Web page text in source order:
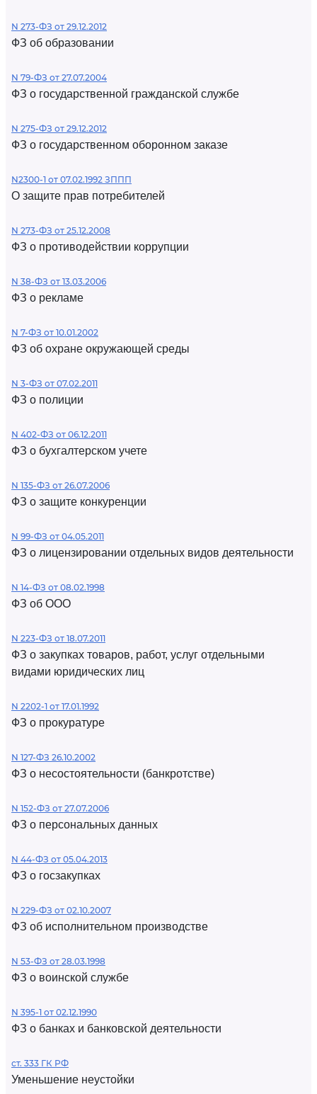
N 273-ФЗ от 29.12.2012
ФЗ об образовании
N 79-ФЗ от 27.07.2004
ФЗ о государственной гражданской службе
N 275-ФЗ от 29.12.2012
ФЗ о государственном оборонном заказе
N2300-1 от 07.02.1992 ЗППП
О защите прав потребителей
N 273-ФЗ от 25.12.2008
ФЗ о противодействии коррупции
N 38-ФЗ от 13.03.2006
ФЗ о рекламе
N 7-ФЗ от 10.01.2002
ФЗ об охране окружающей среды
N 3-ФЗ от 07.02.2011
ФЗ о полиции
N 402-ФЗ от 06.12.2011
ФЗ о бухгалтерском учете
N 135-ФЗ от 26.07.2006
ФЗ о защите конкуренции
N 99-ФЗ от 04.05.2011
ФЗ о лицензировании отдельных видов деятельности
N 14-ФЗ от 08.02.1998
ФЗ об ООО
N 223-ФЗ от 18.07.2011
ФЗ о закупках товаров, работ, услуг отдельными
видами юридических лиц
N 2202-1 от 17.01.1992
ФЗ о прокуратуре
N 127-ФЗ 26.10.2002
ФЗ о несостоятельности (банкротстве)
N 152-ФЗ от 27.07.2006
ФЗ о персональных данных
N 44-ФЗ от 05.04.2013
ФЗ о госзакупках
N 229-ФЗ от 02.10.2007
ФЗ об исполнительном производстве
N 53-ФЗ от 28.03.1998
ФЗ о воинской службе
N 395-1 от 02.12.1990
ФЗ о банках и банковской деятельности
ст. 333 ГК РФ
Уменьшение неустойки